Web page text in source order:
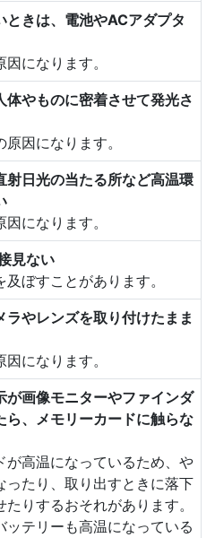
ときは、電池やACアダプタ
になります。
体やものに密着させて発光さ
因になります。
射日光の当たる所など高温環
になります。
見ない
ぼすことがあります。
ラやレンズを取り付けたまま
になります。
が画像モニターやファインダ
ら、メモリーカードに触らな
が高温になっているため、や
ったり、取り出すときに落下
たりするおそれがあります。
ッテリーも高温になっている